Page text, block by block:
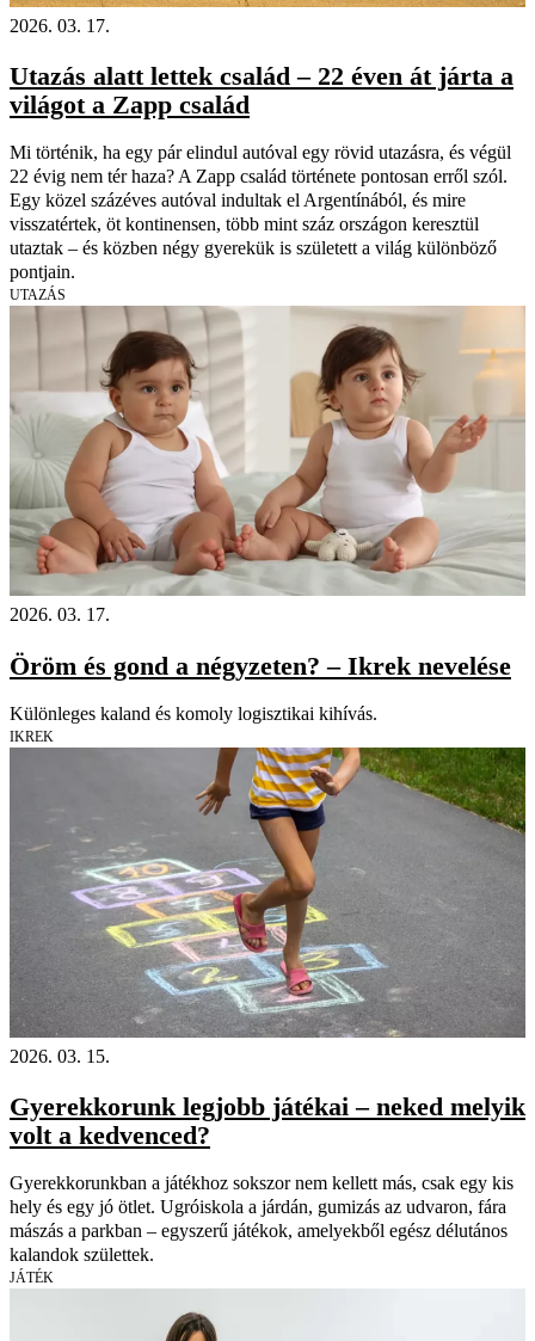
2026. 03. 17.
Utazás alatt lettek család – 22 éven át járta a
világot a Zapp család
Mi történik, ha egy pár elindul autóval egy rövid utazásra, és végül
22 évig nem tér haza? A Zapp család története pontosan erről szól.
Egy közel százéves autóval indultak el Argentínából, és mire
visszatértek, öt kontinensen, több mint száz országon keresztül
utaztak – és közben négy gyerekük is született a világ különböző
pontjain.
UTAZÁS
2026. 03. 17.
Öröm és gond a négyzeten? – Ikrek nevelése
Különleges kaland és komoly logisztikai kihívás.
IKREK
2026. 03. 15.
Gyerekkorunk legjobb játékai – neked melyik
volt a kedvenced?
Gyerekkorunkban a játékhoz sokszor nem kellett más, csak egy kis
hely és egy jó ötlet. Ugróiskola a járdán, gumizás az udvaron, fára
mászás a parkban – egyszerű játékok, amelyekből egész délutános
kalandok születtek.
JÁTÉK